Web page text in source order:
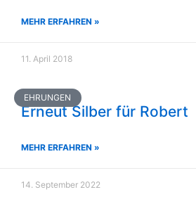
MEHR ERFAHREN »
11. April 2018
EHRUNGEN
Erneut Silber für Robert
MEHR ERFAHREN »
14. September 2022